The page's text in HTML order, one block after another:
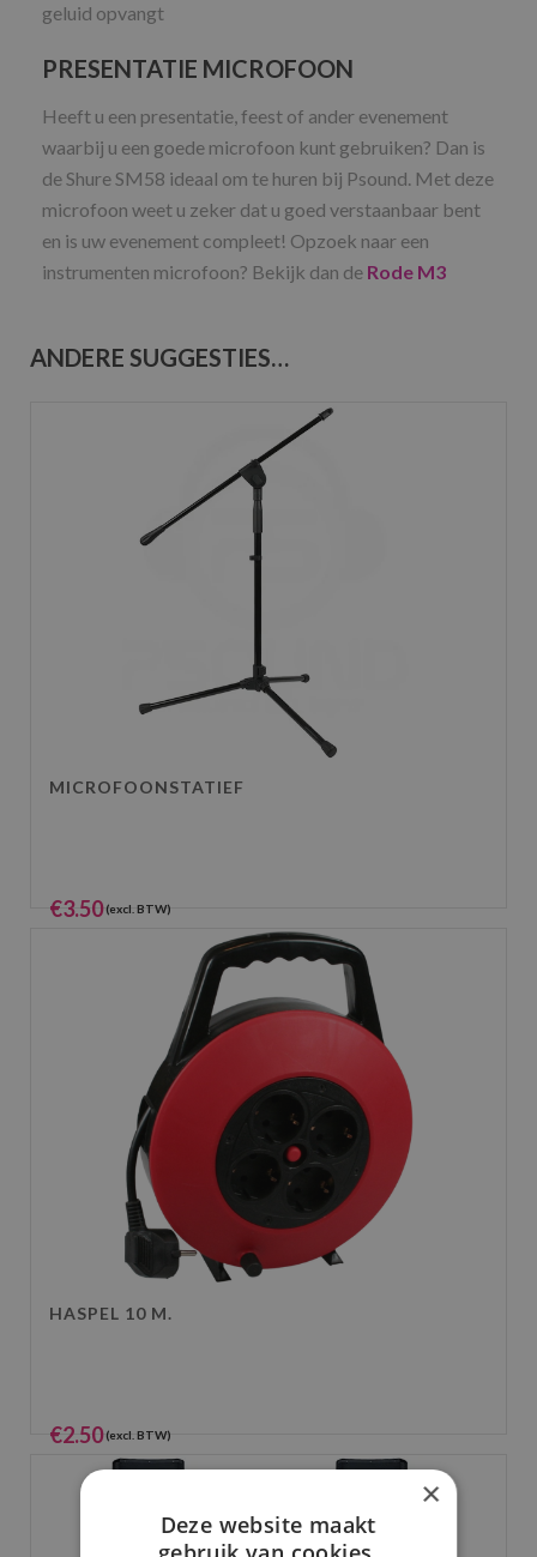
geluid opvangt
PRESENTATIE MICROFOON
Heeft u een presentatie, feest of ander evenement
waarbij u een goede microfoon kunt gebruiken? Dan is
de Shure SM58 ideaal om te huren bij Psound. Met deze
microfoon weet u zeker dat u goed verstaanbaar bent
en is uw evenement compleet! Opzoek naar een
instrumenten microfoon? Bekijk dan de Rode M3
ANDERE SUGGESTIES…
MICROFOONSTATIEF
€3.50(excl. BTW)
HASPEL 10 M.
€2.50(excl. BTW)
3.03(incl. BTW)
×
Deze website maakt